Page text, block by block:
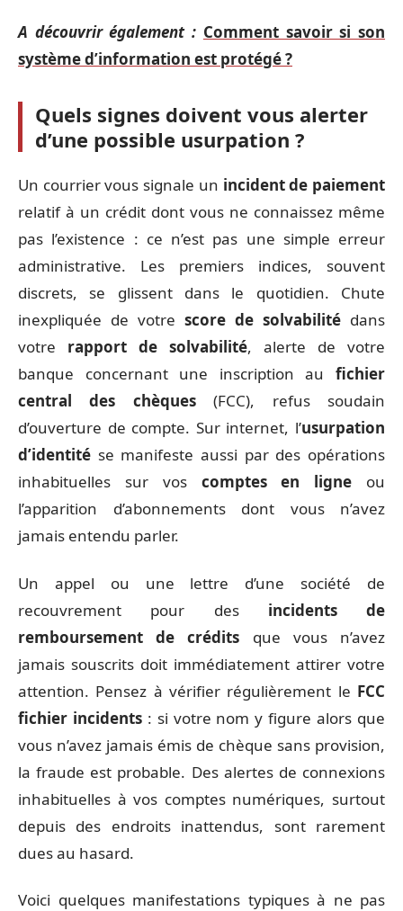
A découvrir également : Comment savoir si son
système d’information est protégé ?
Quels signes doivent vous alerter
d’une possible usurpation ?
Un courrier vous signale un incident de paiement
relatif à un crédit dont vous ne connaissez même
pas l’existence : ce n’est pas une simple erreur
administrative. Les premiers indices, souvent
discrets, se glissent dans le quotidien. Chute
inexpliquée de votre score de solvabilité dans
votre rapport de solvabilité, alerte de votre
banque concernant une inscription au fichier
central des chèques(FCC), refus soudain
d’ouverture de compte. Sur internet, l’usurpation
d’identité se manifeste aussi par des opérations
inhabituelles sur vos comptes en ligne ou
l’apparition d’abonnements dont vous n’avez
jamais entendu parler.
Un appel ou une lettre d’une société de
recouvrement pour des incidents de
remboursement de crédits que vous n’avez
jamais souscrits doit immédiatement attirer votre
attention. Pensez à vérifier régulièrement le FCC
fichier incidents: si votre nom y figure alors que
vous n’avez jamais émis de chèque sans provision,
la fraude est probable. Des alertes de connexions
inhabituelles à vos comptes numériques, surtout
depuis des endroits inattendus, sont rarement
dues au hasard.
Voici quelques manifestations typiques à ne pas